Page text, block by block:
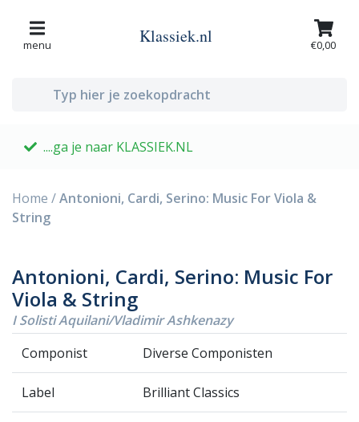
menu Klassiek.nl €0,00
....ga je naar KLASSIEK.NL
Home /Antonioni, Cardi, Serino: Music For Viola &
String
Antonioni, Cardi, Serino: Music For
Viola & String
I Solisti Aquilani/Vladimir Ashkenazy
Componist
Diverse Componisten
Label Brilliant Classics